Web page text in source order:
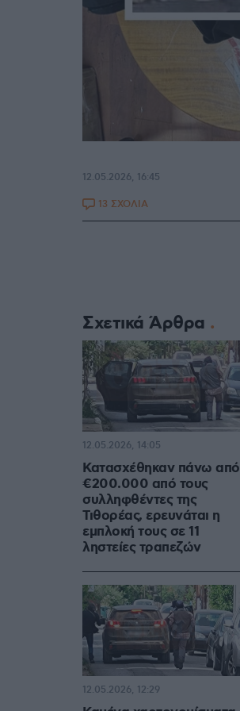
12.05.2026, 16:45
13 ΣΧΟΛΙΑ
Σχετικά Άρθρα
Κατασχέθηκαν πάνω από
€200.000 από τους
συλληφθέντες της
Τιθορέας, ερευνάται η
εμπλοκή τους σε 11
ληστείες τραπεζών
12.05.2026, 14:05
12.05.2026, 12:29